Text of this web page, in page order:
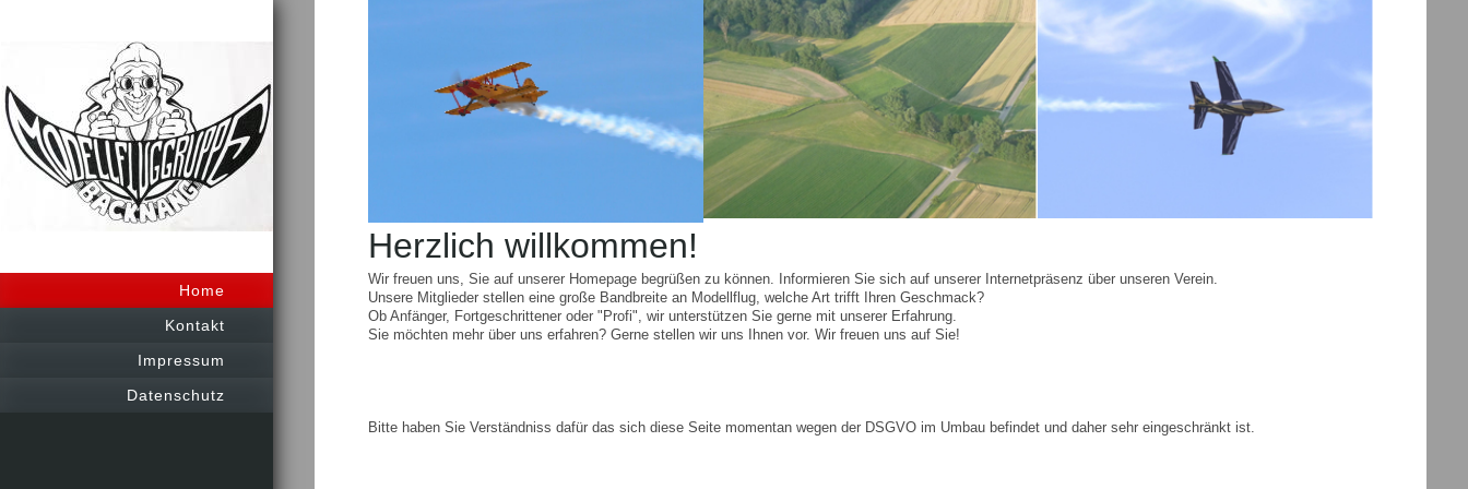
Home
Kontakt
Impressum
Datenschutz
Herzlich willkommen!
Wir freuen uns, Sie auf unserer Homepage begrüßen zu können. Informieren Sie sich auf unserer Internetpräsenz über unseren Verein.
Unsere Mitglieder stellen eine große Bandbreite an Modellflug, welche Art trifft Ihren Geschmack?
Ob Anfänger, Fortgeschrittener oder "Profi", wir unterstützen Sie gerne mit unserer Erfahrung.
Sie möchten mehr über uns erfahren? Gerne stellen wir uns Ihnen vor. Wir freuen uns auf Sie!
Bitte haben Sie Verständniss dafür das sich diese Seite momentan wegen der DSGVO im Umbau befindet und daher sehr eingeschränkt ist.